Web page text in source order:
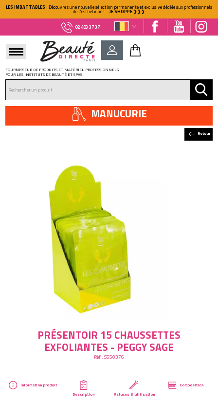
LES IMBATTABLES | Découvrez une nouvelle sélection permanente et exclusive dédiée aux professionnels
de l'esthétique ! JE SHOPPE ❯❯❯
02 403 37 37
NOUVEAU CLIENT ?
Créez votre compte
Créer mon compte
FOURNISSEUR DE PRODUITS ET MATÉRIEL PROFESSIONNELS
POUR LES INSTITUTS DE BEAUTÉ ET SPAS
Retour
MANUCURIE
PRÉSENTOIR 15 CHAUSSETTES
EXFOLIANTES - PEGGY SAGE
Réf :S550376
Information produit
Description
Astuces & utilisation
Composition